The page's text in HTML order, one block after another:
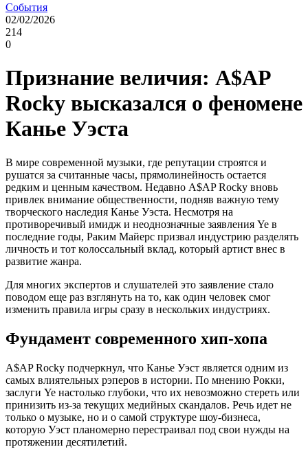
События
02/02/2026
214
0
Признание величия: A$AP
Rocky высказался о феномене
Канье Уэста
В мире современной музыки, где репутации строятся и
рушатся за считанные часы, прямолинейность остается
редким и ценным качеством. Недавно A$AP Rocky вновь
привлек внимание общественности, подняв важную тему
творческого наследия Канье Уэста. Несмотря на
противоречивый имидж и неоднозначные заявления Ye в
последние годы, Раким Майерс призвал индустрию разделять
личность и тот колоссальный вклад, который артист внес в
развитие жанра.
Для многих экспертов и слушателей это заявление стало
поводом еще раз взглянуть на то, как один человек смог
изменить правила игры сразу в нескольких индустриях.
Фундамент современного хип-хопа
A$AP Rocky подчеркнул, что Канье Уэст является одним из
самых влиятельных рэперов в истории. По мнению Рокки,
заслуги Ye настолько глубоки, что их невозможно стереть или
принизить из-за текущих медийных скандалов. Речь идет не
только о музыке, но и о самой структуре шоу-бизнеса,
которую Уэст планомерно перестраивал под свои нужды на
протяжении десятилетий.